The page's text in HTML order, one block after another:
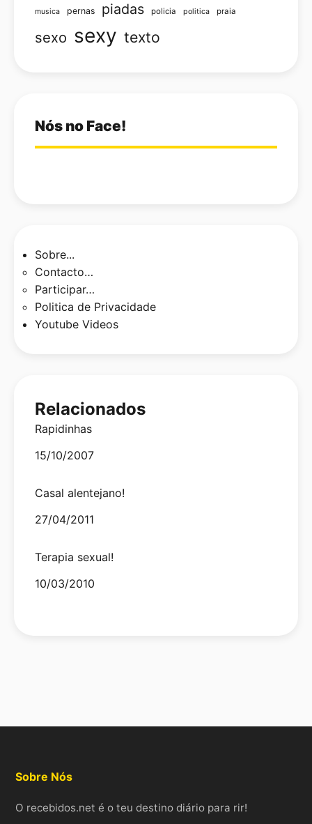
musica pernas piadas policia politica praia
sexo sexy texto
Nós no Face!
Sobre...
Contacto…
Participar…
Politica de Privacidade
Youtube Videos
Relacionados
Rapidinhas
Date
15/10/2007
Casal alentejano!
Date
27/04/2011
Terapia sexual!
Date
10/03/2010
Sobre Nós
O recebidos.net é o teu destino diário para rir!